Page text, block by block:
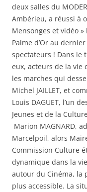
deux salles du
Ambérieu, a réussi à
Mensonges et vidéo
Palme d’Or au dernier
spectateurs ! Dans le
eux, acteurs de la vie
les marches qui
Michel JAILLET, et
Louis DAGUET, l’un
Jeunes et de la
Marion MAGNARD,
Marcelpoil, alors
Commission Culture
dynamique dans la
autour du Cinéma,
plus accessible. La